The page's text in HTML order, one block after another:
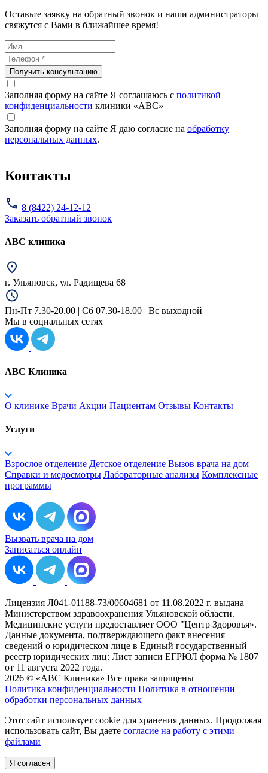
Оставьте заявку на обратный звонок и наши администраторы
свяжутся с Вами в ближайшее время!
Получить консультацию
Заполняя форму на сайте Я соглашаюсь с политикой
конфиденциальности клиники «ABC»
Заполняя форму на сайте Я даю согласие на обработку
персональных данных.
Контакты
8 (8422) 24-12-12
Заказать обратный звонок
АВС клиника
г. Ульяновск, ул. Радищева 68
Пн-Пт 7.30-20.00 | Сб 07.30-18.00 | Вс выходной
Мы в социальных сетях
ABC Клиника
О клинике Врачи Акции Пациентам Отзывы Контакты
Услуги
Взрослое отделение Детское отделение Вызов врача на дом
Справки и медосмотры Лабораторные анализы Комплексные
программы
Вызвать врача на дом
Записаться онлайн
Лицензия Л041-01188-73/00604681 от 11.08.2022 г. выдана
Министерством здравоохранения Ульяновской области.
Медицинские услуги предоставляет ООО "Центр Здоровья».
Данные документа, подтверждающего факт внесения
сведений о юридическом лице в Единый государственный
реестр юридических лиц: Лист записи ЕГРЮЛ форма № 1807
от 11 августа 2022 года.
2026 © «ABC Клиника» Все права защищены
Политика конфиденциальности Политика в отношении
обработки персональных данных
Этот сайт использует cookie для хранения данных. Продолжая
использовать сайт, Вы даете согласие на работу с этими
файлами
Я согласен